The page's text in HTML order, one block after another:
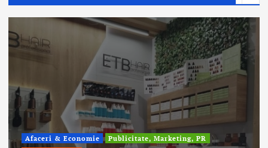
Afaceri & Economie Publicitate, Marketing, PR